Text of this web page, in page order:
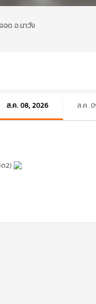
อด อ.นาวัง
ส.ค. 08, 2026 ส.ค.
2)